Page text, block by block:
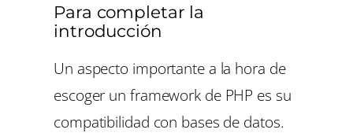
Para completar la
introducción
Un aspecto importante a la hora de
escoger un framework de PHP es su
compatibilidad con bases de datos.